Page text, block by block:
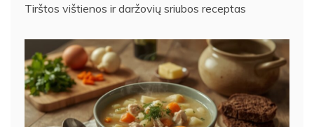
Tirštos vištienos ir daržovių sriubos receptas